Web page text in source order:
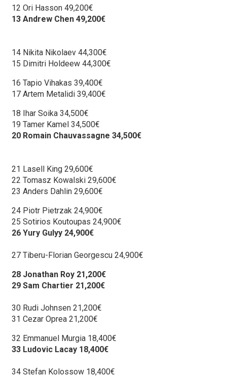
12 Ori Hasson 49,200€
13 Andrew Chen 49,200€
14 Nikita Nikolaev 44,300€
15 Dimitri Holdeew 44,300€
16 Tapio Vihakas 39,400€
17 Artem Metalidi 39,400€
18 Ihar Soika 34,500€
19 Tamer Kamel 34,500€
20 Romain Chauvassagne 34,500€
21 Lasell King 29,600€
22 Tomasz Kowalski 29,600€
23 Anders Dahlin 29,600€
24 Piotr Pietrzak 24,900€
25 Sotirios Koutoupas 24,900€
26 Yury Gulyy 24,900€
27 Tiberu-Florian Georgescu 24,900€
28 Jonathan Roy 21,200€
29 Sam Chartier 21,200€
30 Rudi Johnsen 21,200€
31 Cezar Oprea 21,200€
32 Emmanuel Murgia 18,400€
33 Ludovic Lacay 18,400€
34 Stefan Kolossow 18,400€